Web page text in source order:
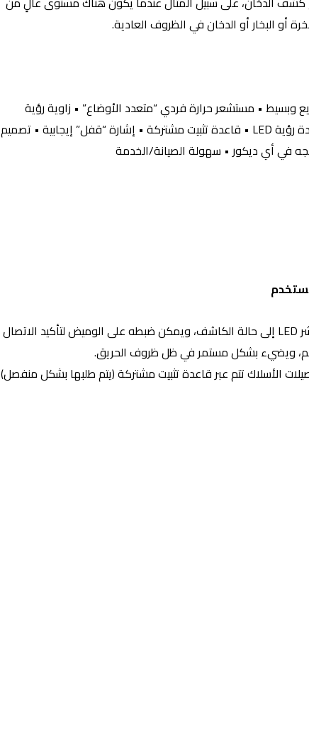
أو البخار أو الدخان في الظروف العادية.
وبسيط • مستشعر حرارة فردي “متعدد الأوضاع” • زاوية رؤية
واسعة لزيادة رؤية LED • قاعدة تثبيت مشتركة • إشارة “قفل” إيجابية • تصميم
في أي ديكور • سهولة الصيانة/الخدمة
1. يشير مؤشر LED إلى حالة الكاشف، ويمكن ضبطه على الوميض لتأكيد الاتصال
ويضيء بشكل مستمر في ظل ظروف الحريق.